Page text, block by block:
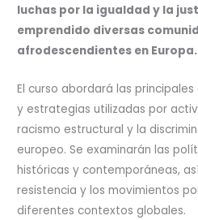
luchas por la igualdad y la
emprendido diversas
afrodescendientes en Europa.
El curso abordará las
y estrategias utilizadas por
racismo estructural y la
europeo. Se examinarán las
históricas y contemporáneas,
resistencia y los movimientos
diferentes contextos globales.